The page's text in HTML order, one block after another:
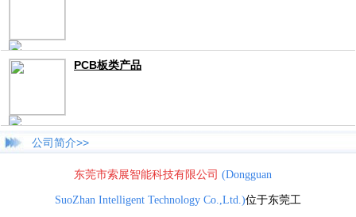
PCB板类产品
公司简介>>
东莞市索展智能科技有限公司 (Dongguan
SuoZhan Intelligent Technology Co.,Ltd.)位于东莞工